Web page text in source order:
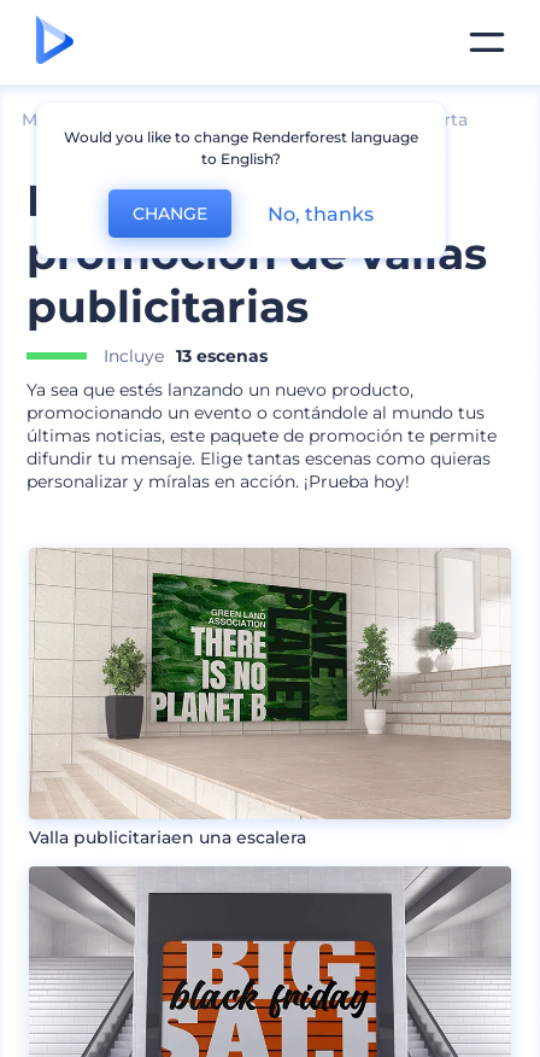
Mockups Mockup de cartelera y pancarta
Paquete de
promoción de vallas
publicitarias
Incluye 13 escenas
Ya sea que estés lanzando un nuevo producto,
promocionando un evento o contándole al mundo tus
últimas noticias, este paquete de promoción te permite
difundir tu mensaje. Elige tantas escenas como quieras
personalizar y míralas en acción. ¡Prueba hoy!
Valla publicitariaen una escalera
Would you like to change Renderforest language
to English?
CHANGE No, thanks